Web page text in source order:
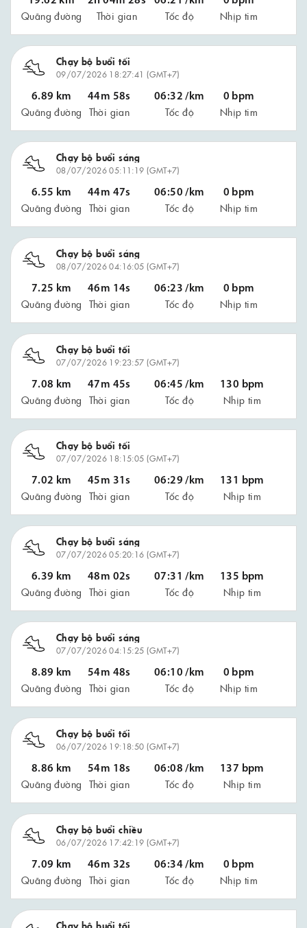
Quãng đường Thời gian Tốc độ Nhịp tim
Chạy bộ buổi tối
09/07/2026 18:27:41 (GMT+7)
6.89 km
Quãng đường
44m 58s
Thời gian
06:32 /km
Tốc độ
0 bpm
Nhịp tim
Chạy bộ buổi sáng
08/07/2026 05:11:19 (GMT+7)
6.55 km
Quãng đường
44m 47s
Thời gian
06:50 /km
Tốc độ
0 bpm
Nhịp tim
Chạy bộ buổi sáng
08/07/2026 04:16:05 (GMT+7)
7.25 km
Quãng đường
46m 14s
Thời gian
06:23 /km
Tốc độ
0 bpm
Nhịp tim
Chạy bộ buổi tối
07/07/2026 19:23:57 (GMT+7)
7.08 km
Quãng đường
47m 45s
Thời gian
06:45 /km
Tốc độ
130 bpm
Nhịp tim
Chạy bộ buổi tối
07/07/2026 18:15:05 (GMT+7)
7.02 km
Quãng đường
45m 31s
Thời gian
06:29 /km
Tốc độ
131 bpm
Nhịp tim
Chạy bộ buổi sáng
07/07/2026 05:20:16 (GMT+7)
6.39 km
Quãng đường
48m 02s
Thời gian
07:31 /km
Tốc độ
135 bpm
Nhịp tim
Chạy bộ buổi sáng
07/07/2026 04:15:25 (GMT+7)
8.89 km
Quãng đường
54m 48s
Thời gian
06:10 /km
Tốc độ
0 bpm
Nhịp tim
Chạy bộ buổi tối
06/07/2026 19:18:50 (GMT+7)
8.86 km
Quãng đường
54m 18s
Thời gian
06:08 /km
Tốc độ
137 bpm
Nhịp tim
Chạy bộ buổi chiều
06/07/2026 17:42:19 (GMT+7)
7.09 km
Quãng đường
46m 32s
Thời gian
06:34 /km
Tốc độ
0 bpm
Nhịp tim
Chạy bộ buổi tối